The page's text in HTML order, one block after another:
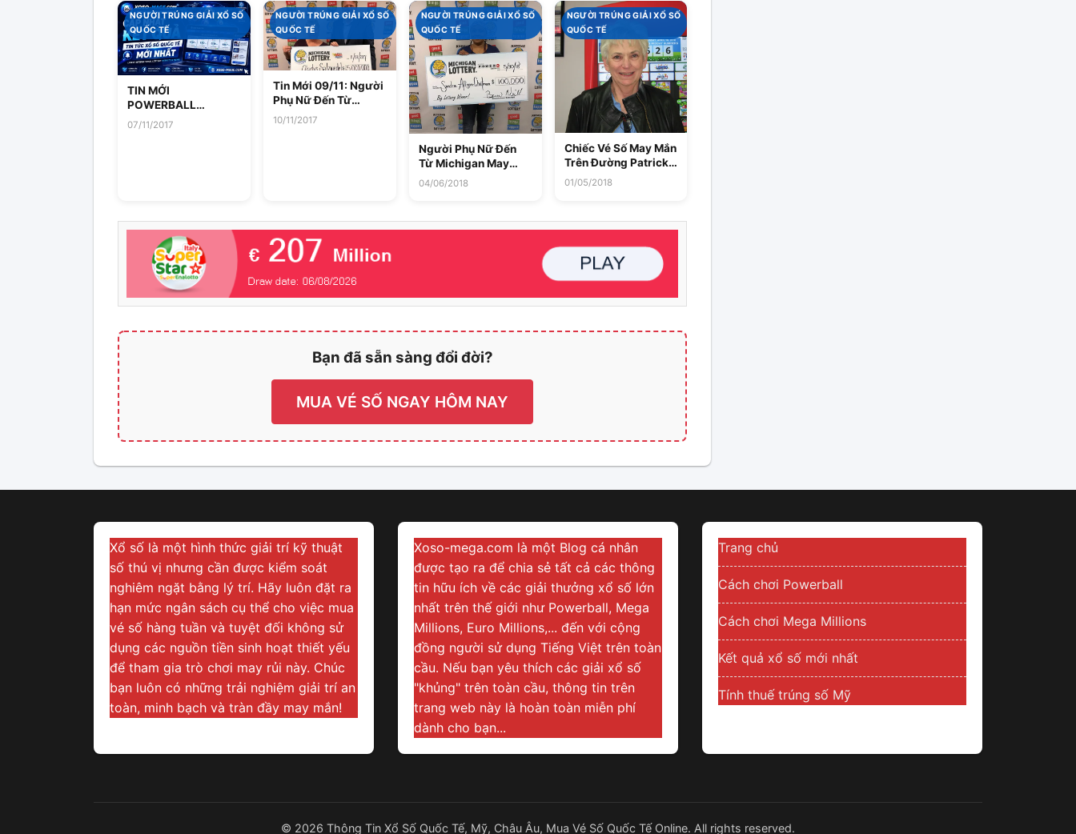
NGƯỜI TRÚNG GIẢI XỔ SỐ
QUỐC TẾ
TIN MỚI
POWERBALL
06/10/17: Cặp Đối
07/11/2017
NGƯỜI TRÚNG GIẢI XỔ SỐ
QUỐC TẾ
Tin Mới 09/11: Người
Phụ Nữ Đến Từ
Michigan Đã “Khóc
10/11/2017
NGƯỜI TRÚNG GIẢI XỔ SỐ
QUỐC TẾ
Người Phụ Nữ Đến
Từ Michigan May
Mắn Trúng 100.000
04/06/2018
NGƯỜI TRÚNG GIẢI XỔ SỐ
QUỐC TẾ
Chiếc Vé Số May Mắn
Trên Đường Patrick’s
Day Trúng 100.000
01/05/2018
Bạn đã sẵn sàng đổi đời?
MUA VÉ SỐ NGAY HÔM NAY
Xổ số là một hình thức giải trí kỹ thuật
số thú vị nhưng cần được kiểm soát
nghiêm ngặt bằng lý trí. Hãy luôn đặt ra
hạn mức ngân sách cụ thể cho việc mua
vé số hàng tuần và tuyệt đối không sử
dụng các nguồn tiền sinh hoạt thiết yếu
để tham gia trò chơi may rủi này. Chúc
bạn luôn có những trải nghiệm giải trí an
toàn, minh bạch và tràn đầy may mắn!
Xoso-mega.com là một Blog cá nhân
được tạo ra để chia sẻ tất cả các thông
tin hữu ích về các giải thưởng xổ số lớn
nhất trên thế giới như Powerball, Mega
Millions, Euro Millions,... đến với cộng
đồng người sử dụng Tiếng Việt trên toàn
cầu. Nếu bạn yêu thích các giải xổ số
"khủng" trên toàn cầu, thông tin trên
trang web này là hoàn toàn miễn phí
dành cho bạn...
Trang chủ
Cách chơi Powerball
Cách chơi Mega Millions
Kết quả xổ số mới nhất
Tính thuế trúng số Mỹ
© 2026 Thông Tin Xổ Số Quốc Tế, Mỹ, Châu Âu, Mua Vé Số Quốc Tế Online. All rights reserved.